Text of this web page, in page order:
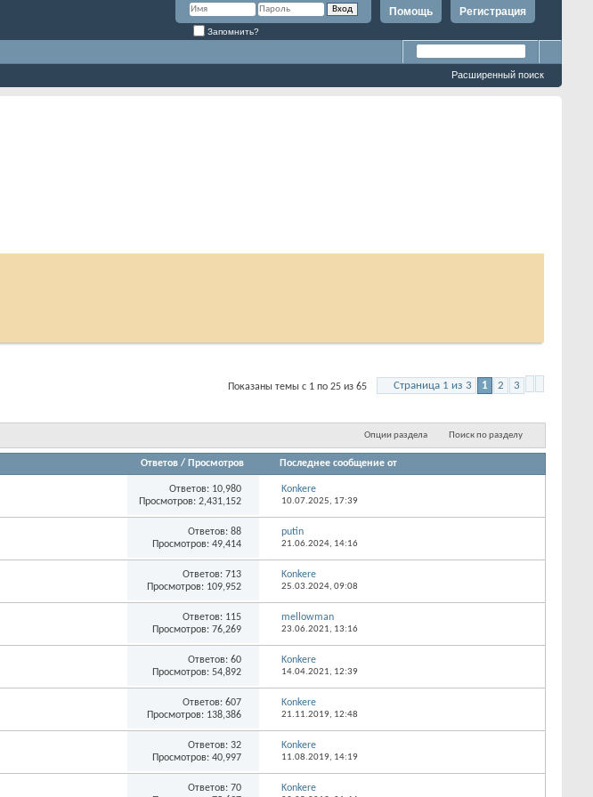
Регистрация
Помощь
Запомнить?
Расширенный поиск
Страница 1 из 3 1 2 3
Опции раздела Поиск по разделу
Ответов/Просмотров Последнее сообщение от
Ответов:10,980
Просмотров: 2,431,152
Konkere
10.07.2025,17:39
Ответов:88
Просмотров: 49,414
putin
21.06.2024,14:16
Ответов:713
Просмотров: 109,952
Konkere
25.03.2024,09:08
Ответов:115
Просмотров: 76,269
mellowman
23.06.2021,13:16
Ответов:60
Просмотров: 54,892
Konkere
14.04.2021,12:39
Ответов:607
Просмотров: 138,386
Konkere
21.11.2019,12:48
Ответов:32
Просмотров: 40,997
Konkere
11.08.2019,14:19